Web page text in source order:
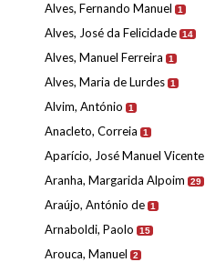
Alves, Fernando Manuel 1
Alves, José da Felicidade 14
Alves, Manuel Ferreira 1
Alves, Maria de Lurdes 1
Alvim, António 1
Anacleto, Correia 1
Aparício, José Manuel Vicente
Aranha, Margarida Alpoim 29
Araújo, António de 1
Arnaboldi, Paolo 15
Arouca, Manuel 2